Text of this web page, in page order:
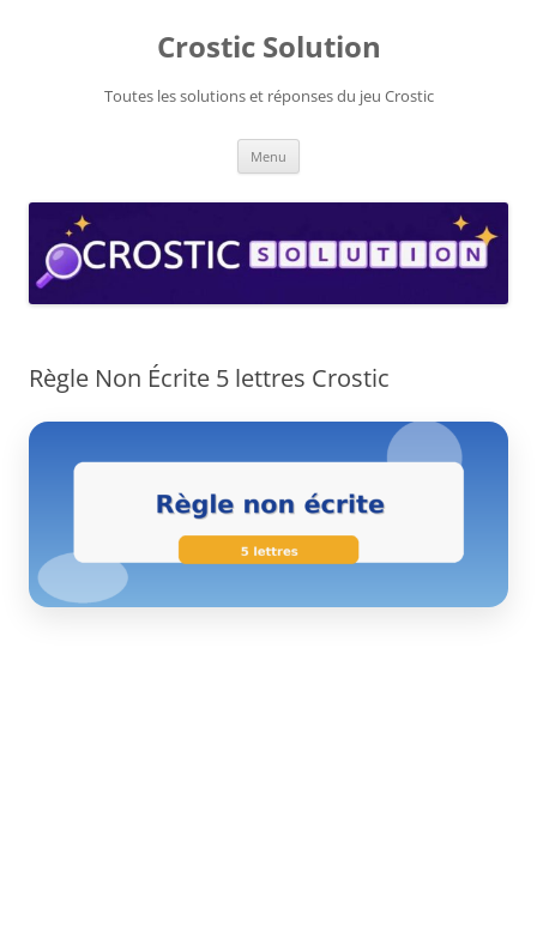
Crostic Solution
Toutes les solutions et réponses du jeu Crostic
Menu
Règle Non Écrite 5 lettres Crostic